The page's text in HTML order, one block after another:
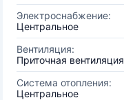
Электроснабжение:
Центральное
Вентиляция:
Приточная вентиляция
Система отопления:
Центральное